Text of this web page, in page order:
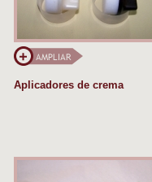
Aplicadores de crema